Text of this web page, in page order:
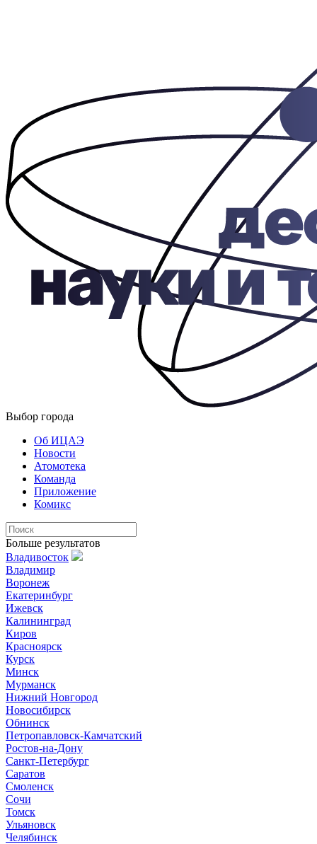
Выбор города
Об ИЦАЭ
Новости
Атомотека
Команда
Приложение
Комикс
Больше результатов
Владивосток
Владимир
Воронеж
Екатеринбург
Ижевск
Калининград
Киров
Красноярск
Курск
Минск
Мурманск
Нижний Новгород
Новосибирск
Обнинск
Петропавловск-Камчатский
Ростов-на-Дону
Санкт-Петербург
Саратов
Смоленск
Сочи
Томск
Ульяновск
Челябинск